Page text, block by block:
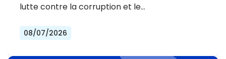
lutte contre la corruption et le…
08/07/2026